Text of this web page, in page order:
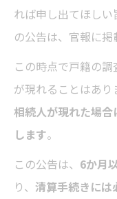
れば申し出てほし
の公告は、官報に掲
この時点で戸籍の
が現れることはあり
相続人が現れた場
します。
この公告は、 6か月
り、 清算手続きには